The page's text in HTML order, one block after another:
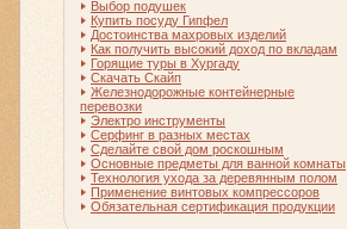
Выбор подушек
Купить посуду Гипфел
Достоинства махровых изделий
Как получить высокий доход по вкладам
Горящие туры в Хургаду
Скачать Скайп
Железнодорожные контейнерные
перевозки
Электро инструменты
Серфинг в разных местах
Сделайте свой дом роскошным
Основные предметы для ванной комнаты
Технология ухода за деревянным полом
Применение винтовых компрессоров
Обязательная сертификация продукции